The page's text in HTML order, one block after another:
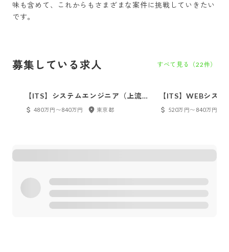
味も含めて、これからもさまざまな案件に挑戦していきたい
募集している求人 すべて見る（22件）
【ITS】システムエンジニア（上流
SE）480万円〜840万円 東京都
【ITS】WEBシステ
520万円〜840万円